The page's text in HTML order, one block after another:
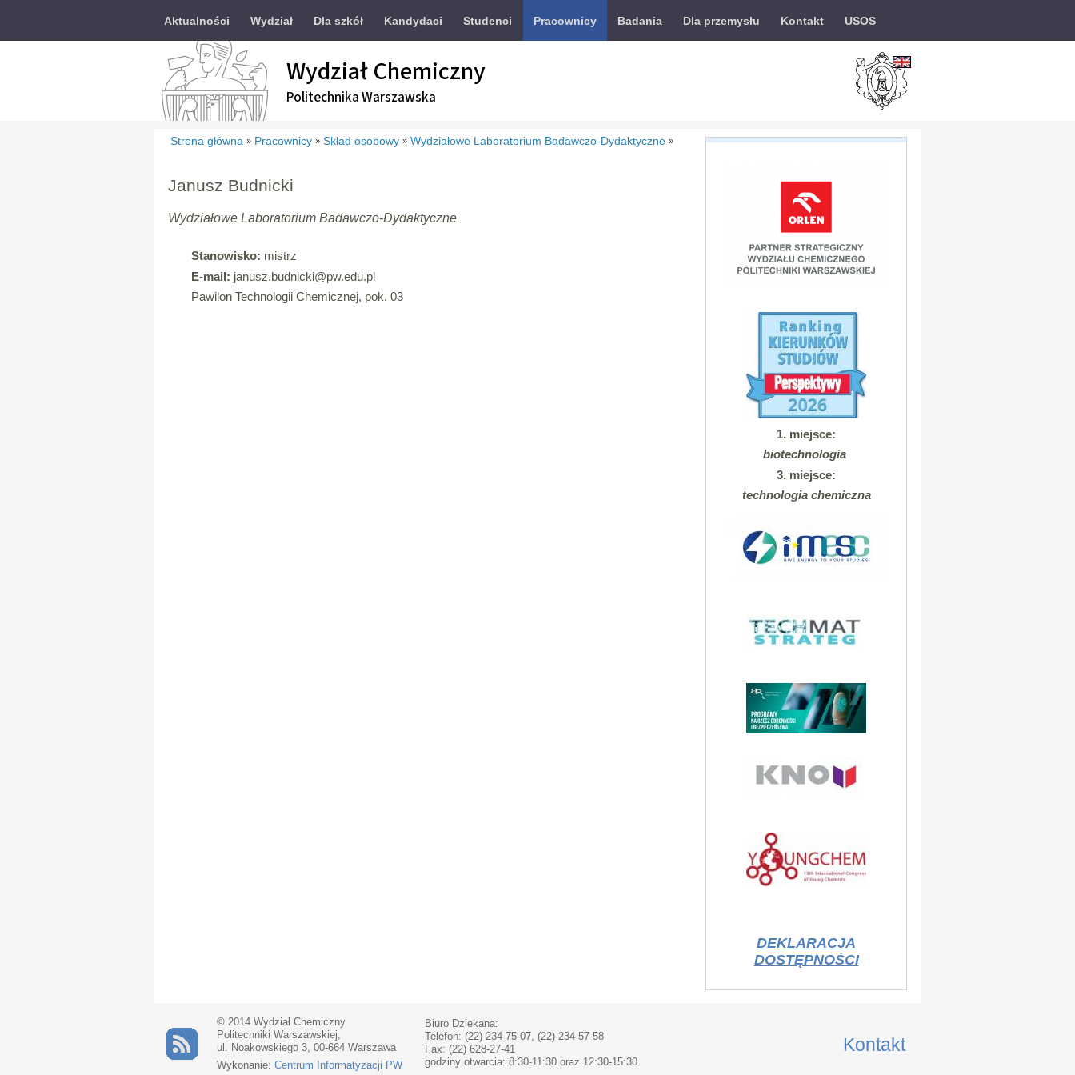
Aktualności Wydział Dla szkół Kandydaci Studenci Pracownicy Badania Dla przemysłu Kontakt USOS
Wydział Chemiczny
Politechnika Warszawska
Strona główna » Pracownicy » Skład osobowy » Wydziałowe Laboratorium Badawczo-Dydaktyczne »
Janusz Budnicki
Wydziałowe Laboratorium Badawczo-Dydaktyczne
Stanowisko: mistrz
E-mail: janusz.budnicki@pw.edu.pl
Pawilon Technologii Chemicznej, pok. 03
1. miejsce:
biotechnologia
3. miejsce:
technologia chemiczna
DEKLARACJA
DOSTĘPNOŚCI
© 2014 Wydział Chemiczny
Politechniki Warszawskiej,
ul. Noakowskiego 3, 00-664 Warszawa
Wykonanie: Centrum Informatyzacji PW
Biuro Dziekana:
Telefon: (22) 234-75-07, (22) 234-57-58
Fax: (22) 628-27-41
godziny otwarcia: 8:30-11:30 oraz 12:30-15:30
Kontakt